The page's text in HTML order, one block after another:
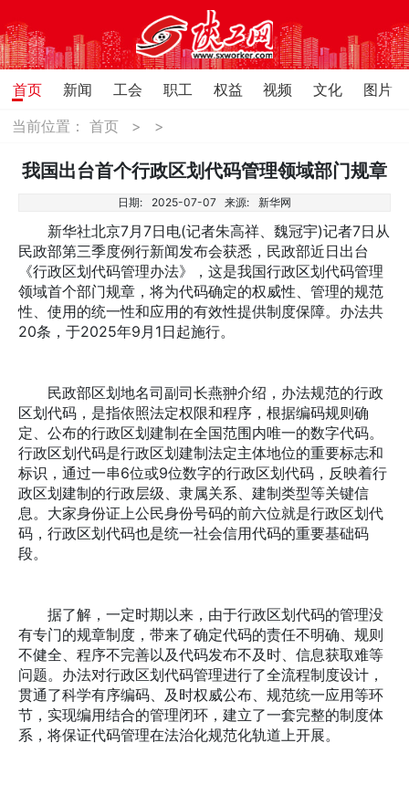
首页 新闻 工会 职工 权益 视频 文化
图片
当前位置：首页 > >
我国出台首个行政区划代码管理领域部门规章
日期: 2025-07-07 来源: 新华网
新华社北京7月7日电(记者朱高祥、魏冠宇)记者7日从
民政部第三季度例行新闻发布会获悉，民政部近日出台
《行政区划代码管理办法》，这是我国行政区划代码管理
领域首个部门规章，将为代码确定的权威性、管理的规范
性、使用的统一性和应用的有效性提供制度保障。办法共
20条，于2025年9月1日起施行。
民政部区划地名司副司长燕翀介绍，办法规范的行政
区划代码，是指依照法定权限和程序，根据编码规则确
定、公布的行政区划建制在全国范围内唯一的数字代码。
行政区划代码是行政区划建制法定主体地位的重要标志和
标识，通过一串6位或9位数字的行政区划代码，反映着行
政区划建制的行政层级、隶属关系、建制类型等关键信
息。大家身份证上公民身份号码的前六位就是行政区划代
码，行政区划代码也是统一社会信用代码的重要基础码
段。
据了解，一定时期以来，由于行政区划代码的管理没
有专门的规章制度，带来了确定代码的责任不明确、规则
不健全、程序不完善以及代码发布不及时、信息获取难等
问题。办法对行政区划代码管理进行了全流程制度设计，
贯通了科学有序编码、及时权威公布、规范统一应用等环
节，实现编用结合的管理闭环，建立了一套完整的制度体
系，将保证代码管理在法治化规范化轨道上开展。